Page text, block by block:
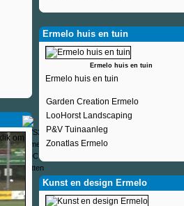
Ermelo huis en tuin
Ermelo huis en tuin
Ermelo huis en tuin
Garden Creation Ermelo
LooHorst Landscaping
P&V Tuinaanleg
Zonatlas Ermelo
Kunst en design Ermelo